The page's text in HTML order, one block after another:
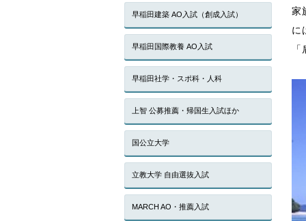
家
に
早稲田建築 AO入試（創成入試）
早稲田国際教養 AO入試
早稲田社学・スポ科・人科
上智 公募推薦・帰国生入試ほか
国公立大学
立教大学 自由選抜入試
MARCH AO・推薦入試